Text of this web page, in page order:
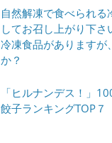
自然解凍で食べられる
してお召し上がり下さ
冷凍食品がありますが
か？
「ヒルナンデス！」
餃子ランキングTOP７